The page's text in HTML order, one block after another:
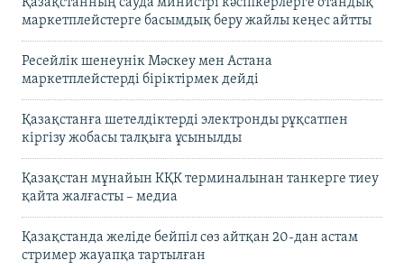
маркетплейстерге басымдық беру жайлы кеңес айтты
Ресейлік шенеунік Мәскеу мен Астана
маркетплейстерді біріктірмек дейді
Қазақстанға шетелдіктерді электронды рұқсатпен
кіргізу жобасы талқыға ұсынылды
Қазақстан мұнайын КҚК терминалынан танкерге тиеу
қайта жалғасты – медиа
Қазақстанда желіде бейпіл сөз айтқан 20-дан астам
стример жауапқа тартылған